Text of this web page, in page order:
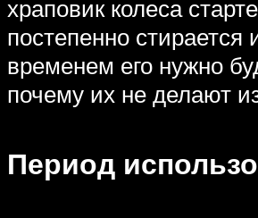
храповик колеса
постепенно стирается
временем его нужно
почему их не делают
Период